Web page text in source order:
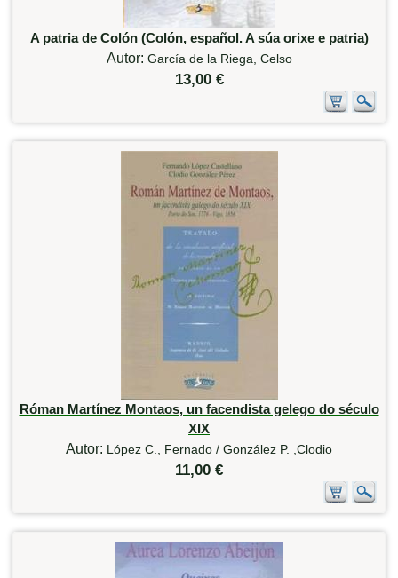
A patria de Colón (Colón, español. A súa orixe e patria)
Autor: García de la Riega, Celso
13,00 €
Róman Martínez Montaos, un facendista gelego do século
XIX
Autor: López C., Fernado / González P. ,Clodio
11,00 €